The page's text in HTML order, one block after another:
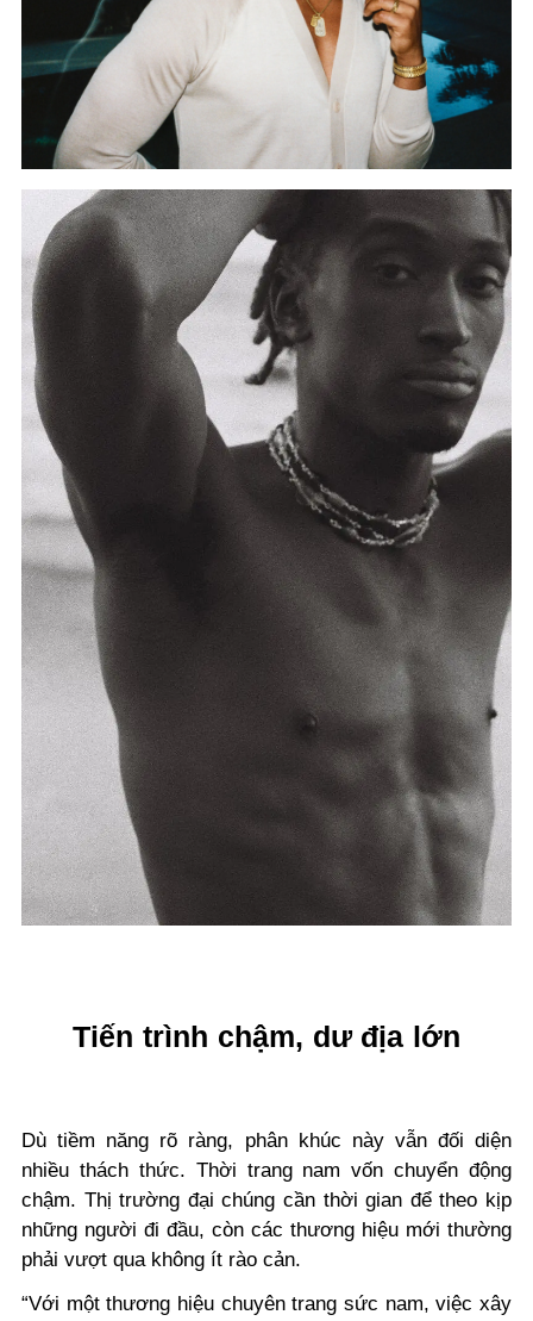
Tiến trình chậm, dư địa lớn
Dù tiềm năng rõ ràng, phân khúc này vẫn đối diện
nhiều thách thức. Thời trang nam vốn chuyển động
chậm. Thị trường đại chúng cần thời gian để theo kịp
những người đi đầu, còn các thương hiệu mới thường
phải vượt qua không ít rào cản.
“Với một thương hiệu chuyên trang sức nam, việc xây